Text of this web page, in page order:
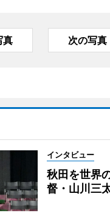
真 次の写真
インタビュー
秋田を世界
督・山川三